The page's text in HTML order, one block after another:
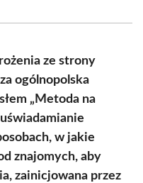
ze strony
ogólnopolska
„Metoda na
w jakie
znajomych, aby
zainicjowana przez